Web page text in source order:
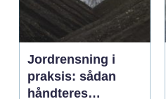
Jordrensning i
praksis: sådan
håndteres